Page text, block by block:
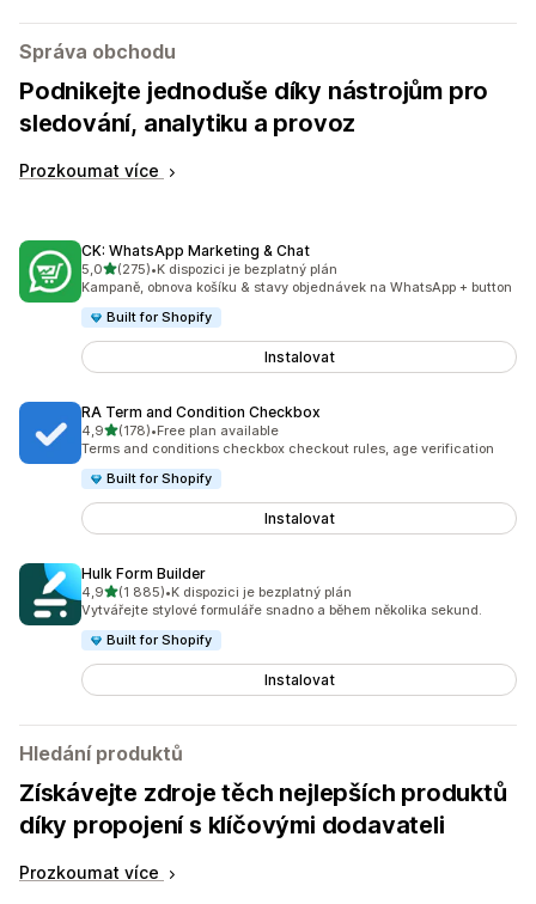
Správa obchodu
Podnikejte jednoduše díky nástrojům pro
sledování, analytiku a provoz
Prozkoumat více
CK: WhatsApp Marketing & Chat
5,0z 5 hvězd
(275)
Celkový počet recenzí: 275
•K dispozici je bezplatný plán
Kampaně, obnova košíku & stavy objednávek na WhatsApp + button
Built for Shopify
Instalovat
RA Term and Condition Checkbox
4,9z 5 hvězd
(178)
Celkový počet recenzí: 178
•Free plan available
Terms and conditions checkbox checkout rules, age verification
Built for Shopify
Instalovat
Hulk Form Builder
4,9z 5 hvězd
(1 885)
Celkový počet recenzí: 1885
•K dispozici je bezplatný plán
Vytvářejte stylové formuláře snadno a během několika sekund.
Built for Shopify
Instalovat
Hledání produktů
Získávejte zdroje těch nejlepších produktů
díky propojení s klíčovými dodavateli
Prozkoumat více